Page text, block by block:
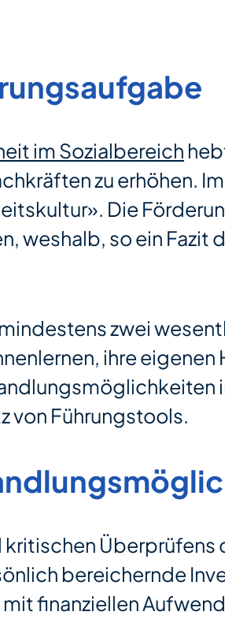
im Sozialbereich
zu erhöhen.
Die
weshalb, so ein Fazit
zwei
ihre eigenen
von Führungstools.
bereichernde
finanziellen